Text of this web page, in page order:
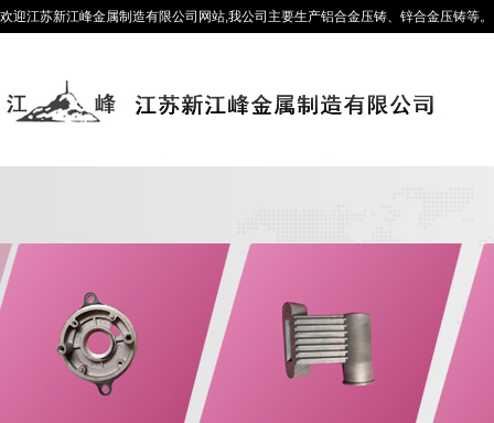
欢迎江苏新江峰金属制造有限公司网站,我公司主要生产铝合金压铸、锌合金压铸等